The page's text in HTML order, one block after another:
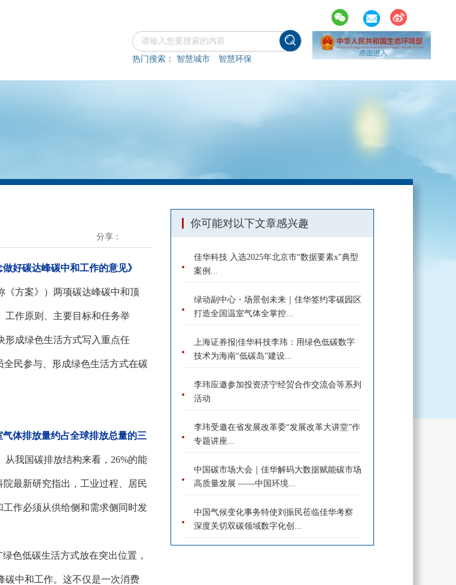
热门搜索： 智慧城市 智慧环保
分享：
好碳达峰碳中和工作的意见》
《方案》）两项碳达峰碳中和顶
工作原则、主要目标和任务举
形成绿色生活方式写入重点任
民参与、形成绿色生活方式在碳
体排放量约占全球排放总量的三
从我国碳排放结构来看， 26%的能
最新研究指出，工业过程、居民
作必须从供给侧和需求侧同时发
色低碳生活方式放在突出位置，
碳中和工作。这不仅是一次消费
你可能对以下文章感兴趣
佳华科技 入选2025年北京市“数据要素x”典型
案例...
绿动副中心・场景创未来｜佳华签约零碳园区
打造全国温室气体全掌控...
上海证券报|佳华科技李玮：用绿色低碳数字
技术为海南“低碳岛”建设...
李玮应邀参加投资济宁经贸合作交流会等系列
活动
李玮受邀在省发展改革委“发展改革大讲堂”作
专题讲座...
中国碳市场大会｜佳华解码大数据赋能碳市场
高质量发展 ——中国环境...
中国气候变化事务特使刘振民莅临佳华考察
深度关切双碳领域数字化创...